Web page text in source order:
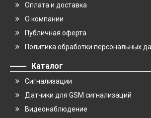
Оплата и доставка
О компании
Публичная оферта
Политика обработки персональных
Каталог
Сигнализации
Датчики для GSM сигнализаций
Видеонаблюдение